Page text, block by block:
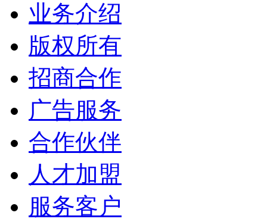
业务介绍
版权所有
招商合作
广告服务
合作伙伴
人才加盟
服务客户